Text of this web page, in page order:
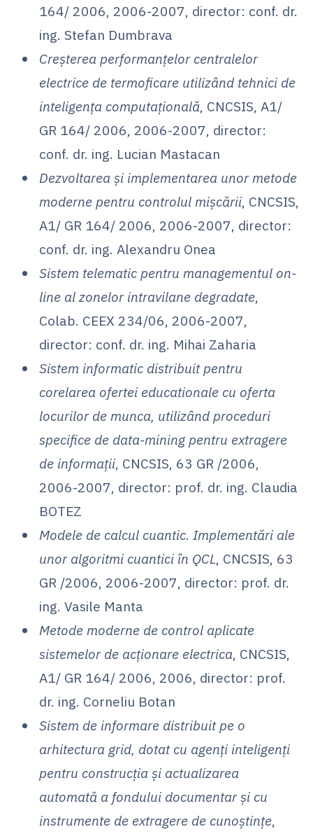
164/ 2006, 2006-2007, director: conf. dr.
ing. Stefan Dumbrava
Creșterea performanțelor centralelor
electrice de termoficare utilizând tehnici de
inteligența computațională, CNCSIS, A1/
GR 164/ 2006, 2006-2007, director:
conf. dr. ing. Lucian Mastacan
Dezvoltarea și implementarea unor metode
moderne pentru controlul mișcării, CNCSIS,
A1/ GR 164/ 2006, 2006-2007, director:
conf. dr. ing. Alexandru Onea
Sistem telematic pentru managementul on-
line al zonelor intravilane degradate,
Colab. CEEX 234/06, 2006-2007,
director: conf. dr. ing. Mihai Zaharia
Sistem informatic distribuit pentru
corelarea ofertei educationale cu oferta
locurilor de munca, utilizând proceduri
specifice de data-mining pentru extragere
de informații, CNCSIS, 63 GR /2006,
2006-2007, director: prof. dr. ing. Claudia
BOTEZ
Modele de calcul cuantic. Implementări ale
unor algoritmi cuantici în QCL, CNCSIS, 63
GR /2006, 2006-2007, director: prof. dr.
ing. Vasile Manta
Metode moderne de control aplicate
sistemelor de acționare electrica, CNCSIS,
A1/ GR 164/ 2006, 2006, director: prof.
dr. ing. Corneliu Botan
Sistem de informare distribuit pe o
arhitectura grid, dotat cu agenți inteligenți
pentru construcția și actualizarea
automată a fondului documentar și cu
instrumente de extragere de cunoștințe,